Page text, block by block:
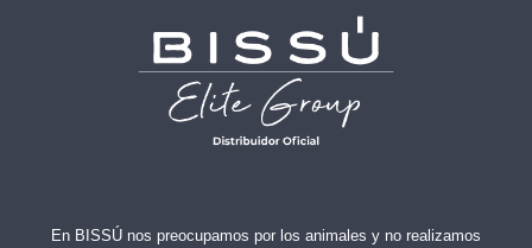
En BISSÚ nos preocupamos por los animales y no realizamos